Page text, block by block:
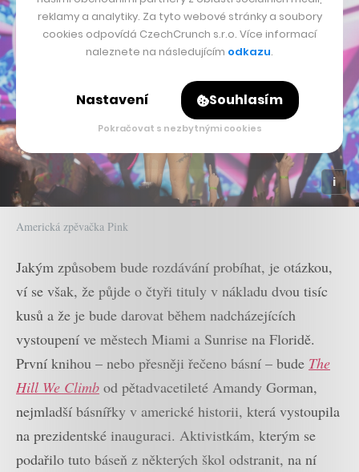
Americká zpěvačka Pink
Jakým způsobem bude rozdávání probíhat, je otázkou,
ví se však, že půjde o čtyři tituly v nákladu dvou tisíc
kusů a že je bude darovat během nadcházejících
vystoupení ve městech Miami a Sunrise na Floridě.
První knihou – nebo přesněji řečeno básní – bude The
Hill We Climb od pětadvacetileté Amandy Gorman,
nejmladší básnířky v americké historii, která vystoupila
na prezidentské inauguraci. Aktivistkám, kterým se
podařilo tuto báseň z některých škol odstranit, na ní
reklamy a analytiky. Za tyto webové stránky a soubory
cookies odpovídá CzechCrunch s.r.o. Více informací
naleznete na následujícím odkazu.
Nastavení Souhlasím
Pokračovat s nezbytnými cookies